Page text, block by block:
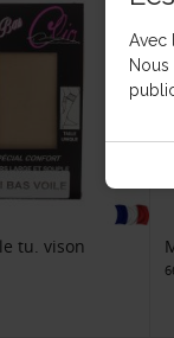
tu. vison
Avec